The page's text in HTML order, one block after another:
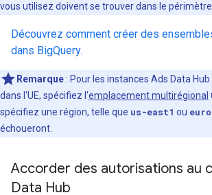
vous utilisez doivent se trouver dans le
Découvrez comment créer des
dans BigQuery.
Remarque : Pour les instances Ads Data
dans l'UE, spécifiez l'emplacement multirégional
spécifiez une région, telle que us-east1 ou
échoueront.
Accorder des autorisations au
Data Hub